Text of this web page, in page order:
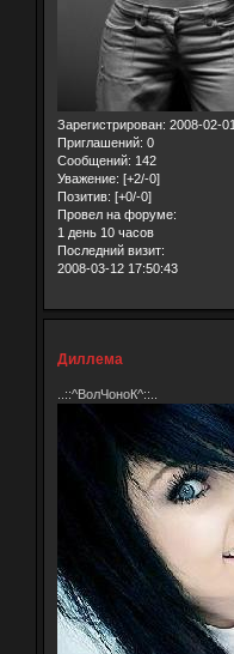
Зарегистрирован: 2008-02-01
Приглашений: 0
Сообщений: 142
Уважение: [+2/-0]
Позитив: [+0/-0]
Провел на форуме:
1 день 10 часов
Последний визит:
2008-03-12 17:50:43
Диллема
..::^ВолЧоноК^::..